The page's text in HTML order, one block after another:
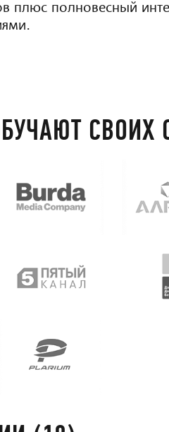
плюс полновесный
СВОИХ